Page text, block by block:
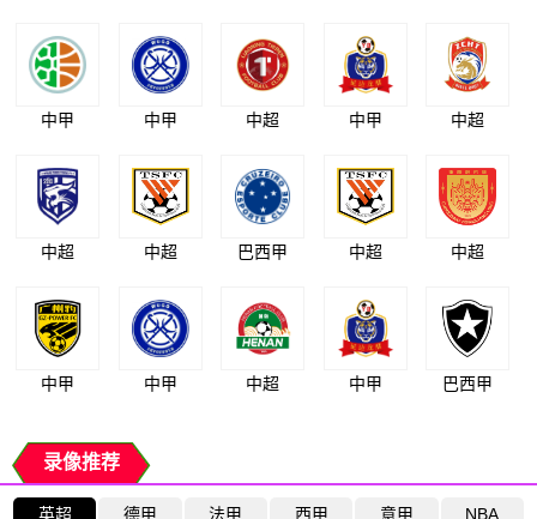
中甲 中甲 中超 中甲 中超
中超 中超 巴西甲 中超 中超
中甲 中甲 中超 中甲 巴西甲
录像推荐
英超 德甲 法甲 西甲 意甲 NBA